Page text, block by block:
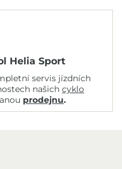
Helia Sport
servis jízdních
našich cyklo
prodejnu.